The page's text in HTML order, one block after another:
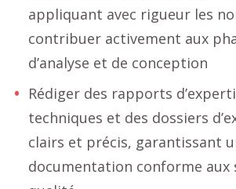
appliquant avec rigueur les
contribuer activement aux
d’analyse et de conception
Rédiger des rapports
techniques et des dossiers
clairs et précis, garantissant
documentation conforme aux